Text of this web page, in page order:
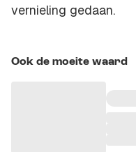
vernieling gedaan.
Ook de moeite waard